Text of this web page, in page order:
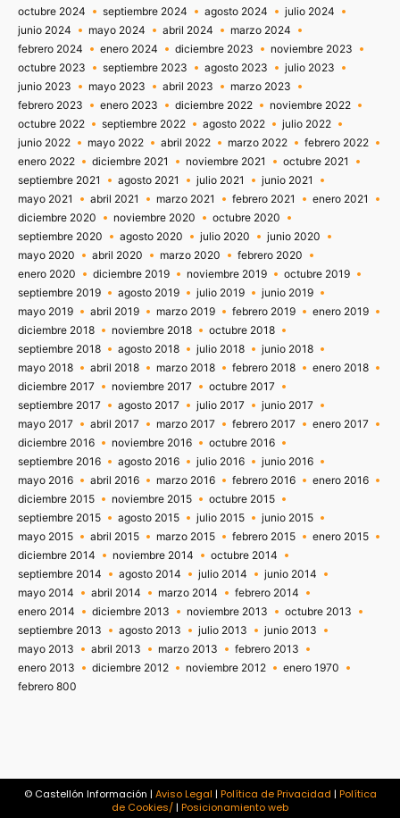
octubre 2024
septiembre 2024 agosto 2024
julio 2024
junio 2024
mayo 2024 abril 2024
marzo 2024
febrero 2024
enero 2024 diciembre 2023
noviembre 2023
octubre 2023
septiembre 2023 agosto 2023
julio 2023
junio 2023
mayo 2023 abril 2023
marzo 2023
febrero 2023
enero 2023 diciembre 2022
noviembre 2022
octubre 2022
septiembre 2022 agosto 2022
julio 2022
junio 2022
mayo 2022 abril 2022 marzo 2022
febrero 2022
enero 2022
diciembre 2021 noviembre 2021
octubre 2021
septiembre 2021
agosto 2021 julio 2021
junio 2021
mayo 2021
abril 2021 marzo 2021 febrero 2021
enero 2021
diciembre 2020
noviembre 2020
octubre 2020
septiembre 2020
agosto 2020 julio 2020
junio 2020
mayo 2020
abril 2020 marzo 2020
febrero 2020
enero 2020
diciembre 2019 noviembre 2019
octubre 2019
septiembre 2019
agosto 2019 julio 2019
junio 2019
mayo 2019
abril 2019 marzo 2019 febrero 2019
enero 2019
diciembre 2018
noviembre 2018
octubre 2018
septiembre 2018
agosto 2018 julio 2018
junio 2018
mayo 2018
abril 2018 marzo 2018 febrero 2018
enero 2018
diciembre 2017
noviembre 2017
octubre 2017
septiembre 2017
agosto 2017 julio 2017
junio 2017
mayo 2017
abril 2017 marzo 2017 febrero 2017
enero 2017
diciembre 2016
noviembre 2016
octubre 2016
septiembre 2016
agosto 2016 julio 2016
junio 2016
mayo 2016
abril 2016 marzo 2016 febrero 2016
enero 2016
diciembre 2015
noviembre 2015
octubre 2015
septiembre 2015
agosto 2015 julio 2015
junio 2015
mayo 2015
abril 2015 marzo 2015 febrero 2015
enero 2015
diciembre 2014
noviembre 2014
octubre 2014
septiembre 2014
agosto 2014 julio 2014
junio 2014
mayo 2014
abril 2014 marzo 2014
febrero 2014
enero 2014
diciembre 2013 noviembre 2013
octubre 2013
septiembre 2013
agosto 2013 julio 2013
junio 2013
mayo 2013
abril 2013 marzo 2013
febrero 2013
enero 2013
diciembre 2012 noviembre 2012
enero 1970
febrero 800
© Castellón Información | Aviso Legal | Política de Privacidad | Política
de Cookies/| Posicionamiento web